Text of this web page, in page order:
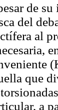
de
del
al
que
a